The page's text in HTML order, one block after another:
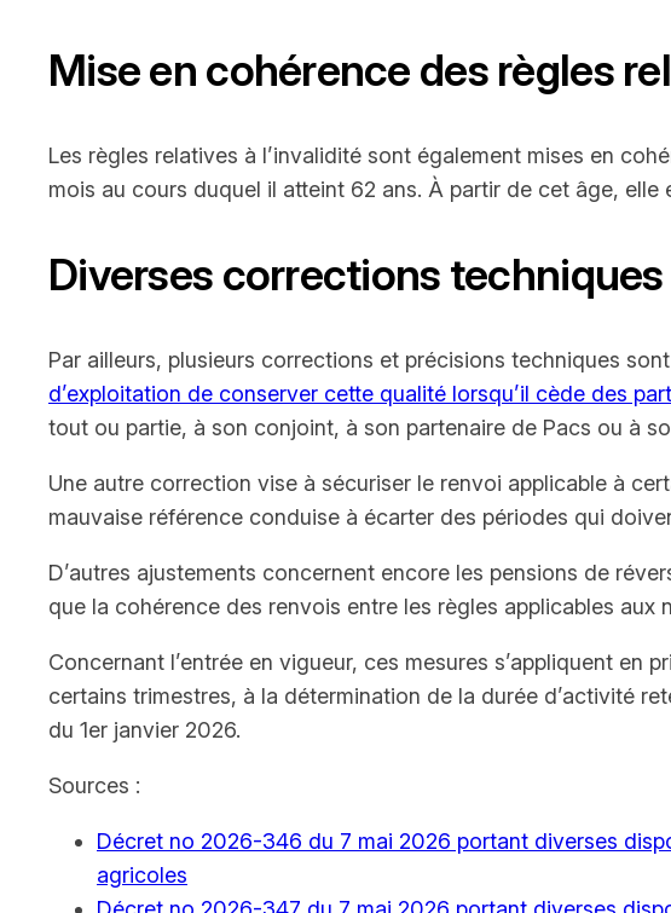
Mise en cohérence des règles
Les règles relatives à l’invalidité sont également mises en
mois au cours duquel il atteint 62 ans. À partir de cet âge,
Diverses corrections techniques
Par ailleurs, plusieurs corrections et précisions techniques
d’exploitation de conserver cette qualité lorsqu’il cède des
tout ou partie, à son conjoint, à son partenaire de Pacs ou à
Une autre correction vise à sécuriser le renvoi applicable à
mauvaise référence conduise à écarter des périodes qui
D’autres ajustements concernent encore les pensions de
que la cohérence des renvois entre les règles applicables
Concernant l’entrée en vigueur, ces mesures s’appliquent
certains trimestres, à la détermination de la durée d’activité
du 1er janvier 2026.
Sources :
Décret no 2026-346 du 7 mai 2026 portant diverses
agricoles